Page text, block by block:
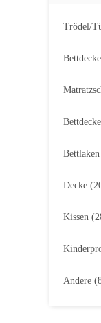
Trödel/
Bettlaken
Decke
Kissen
Andere